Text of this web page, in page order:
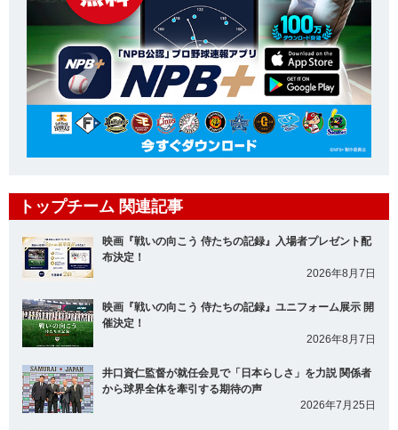
トップチーム 関連記事
映画『戦いの向こう 侍たちの記録』入場者プレゼント配
布決定！
2026年8月7日
映画『戦いの向こう 侍たちの記録』ユニフォーム展示 開
催決定！
2026年8月7日
井口資仁監督が就任会見で「日本らしさ」を力説 関係者
から球界全体を牽引する期待の声
2026年7月25日